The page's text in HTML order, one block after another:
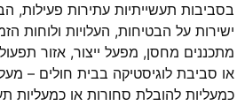
בסביבות תעשייתיות עתירות פעילות,
ישירות על הבטיחות, העלויות ולוחות
מתכננים מחסן, מפעל ייצור, אזור
או סביבת לוגיסטיקה בבית חולים –
כמעליות להובלת סחורות או כמעליות